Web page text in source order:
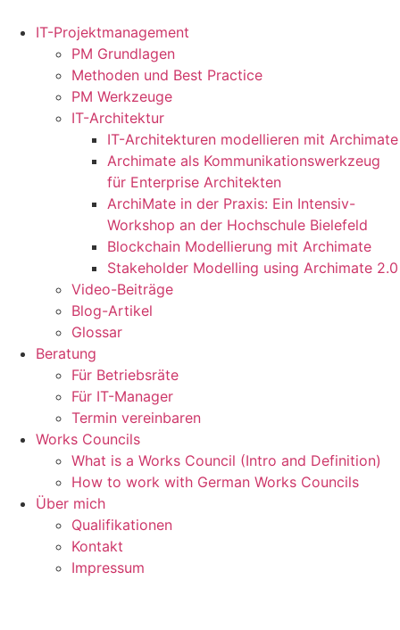
Inhalt
springen
IT-Projektmanagement
PM Grundlagen
Methoden und Best Practice
PM Werkzeuge
IT-Architektur
IT-Architekturen modellieren mit Archimate
Archimate als Kommunikationswerkzeug
für Enterprise Architekten
ArchiMate in der Praxis: Ein Intensiv-
Workshop an der Hochschule Bielefeld
Blockchain Modellierung mit Archimate
Stakeholder Modelling using Archimate 2.0
Video-Beiträge
Blog-Artikel
Glossar
Beratung
Für Betriebsräte
Für IT-Manager
Termin vereinbaren
Works Councils
What is a Works Council (Intro and Definition)
How to work with German Works Councils
Über mich
Qualifikationen
Kontakt
Impressum